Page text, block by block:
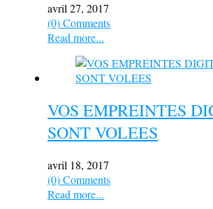
avril 27, 2017
(0) Comments
Read more...
VOS EMPREINTES
SONT VOLEES
avril 18, 2017
(0) Comments
Read more...